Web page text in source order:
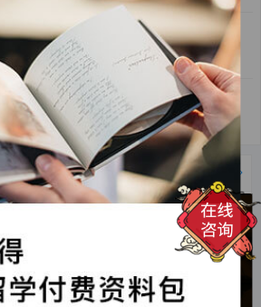
吗？ 如果不行能不能通过其他非语言
参加大学考试有没有限制？比如说
之类的？
专升硕可行性？以及可以申请的专业
更多>